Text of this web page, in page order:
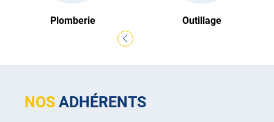
Plomberie Outillage
NOS ADHÉRENTS